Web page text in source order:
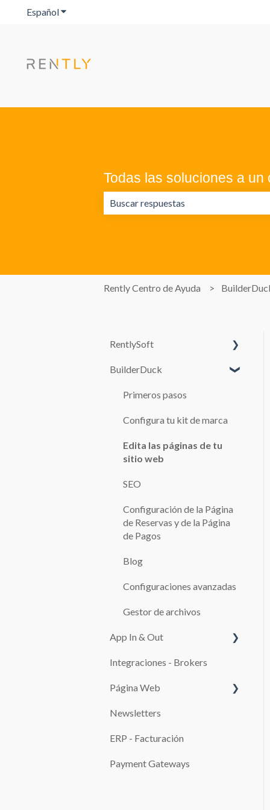
EspañolTraducciones de Mostrar submenú de
Todas las soluciones a un
Rently Centro de Ayuda
RentlySoft
CONFIGURACIÓN DEL
CONFIGURACIÓN
AUTOS
BuilderDuck
Primeros pasos
Configura tu kit de marca
Edita las páginas de tu
sitio web
SEO
Configuración de la Página
de Reservas y de la Página
de Pagos
Blog
Configuraciones avanzadas
Gestor de archivos
App In & Out
Configuración
Integraciones - Brokers
Página Web
SISTEMAS DE PAGO
Promociones
Newsletters
ERP - Facturación
Payment Gateways